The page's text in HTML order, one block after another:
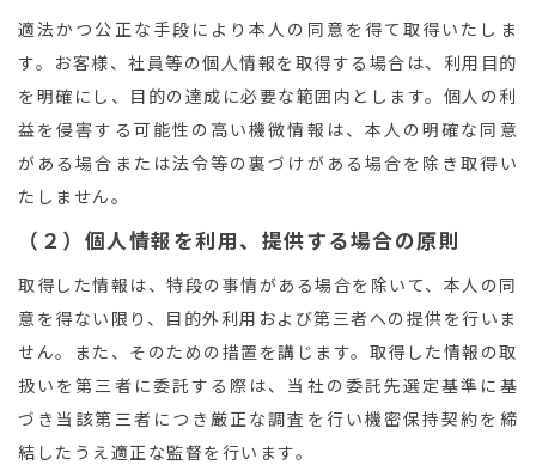
適法かつ公正な手段により本人の同意を得て取得いたしま
す。お客様、社員等の個人情報を取得する場合は、利用目的
を明確にし、目的の達成に必要な範囲内とします。個人の利
益を侵害する可能性の高い機微情報は、本人の明確な同意
がある場合または法令等の裏づけがある場合を除き取得い
たしません。
（２）個人情報を利用、提供する場合の原則
取得した情報は、特段の事情がある場合を除いて、本人の同
意を得ない限り、目的外利用および第三者への提供を行いま
せん。また、そのための措置を講じます。取得した情報の取
扱いを第三者に委託する際は、当社の委託先選定基準に基
づき当該第三者につき厳正な調査を行い機密保持契約を締
結したうえ適正な監督を行います。